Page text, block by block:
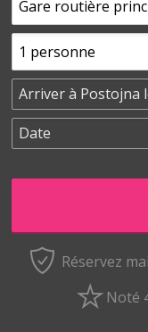
Réservez
Noté